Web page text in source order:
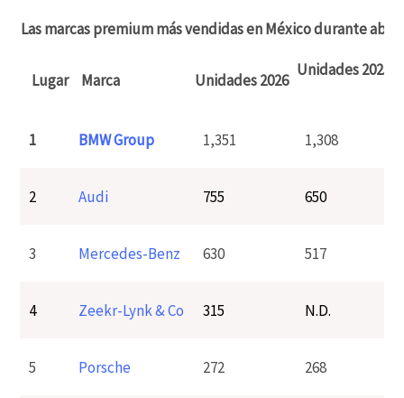
Las marcas premium más vendidas en México durante abril
Lugar Marca Unidades 2026
Unidades 2025
1 BMW Group 1,351 1,308
2 Audi 755 650
3 Mercedes-Benz 630 517
4 Zeekr-Lynk & Co 315 N.D.
5 Porsche 272 268